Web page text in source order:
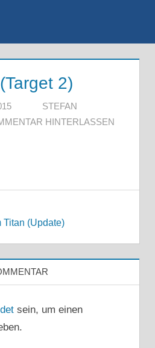
2)
STEFAN
HINTERLASSEN
Titan (Update)
sein, um einen